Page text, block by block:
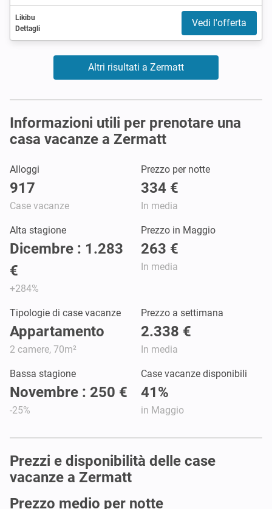
Likibu
Dettagli
Vedi l'offerta
Altri risultati a Zermatt
Informazioni utili per prenotare una
casa vacanze a Zermatt
Alloggi
917
Case vacanze
Prezzo per notte
334 €
In media
Alta stagione
Dicembre : 1.283
€
+284%
Prezzo in Maggio
263 €
In media
Tipologie di case vacanze
Appartamento
2 camere, 70m²
Prezzo a settimana
2.338 €
In media
Bassa stagione
Novembre : 250 €
-25%
Case vacanze disponibili
41%
in Maggio
Prezzi e disponibilità delle case
vacanze a Zermatt
Prezzo medio per notte